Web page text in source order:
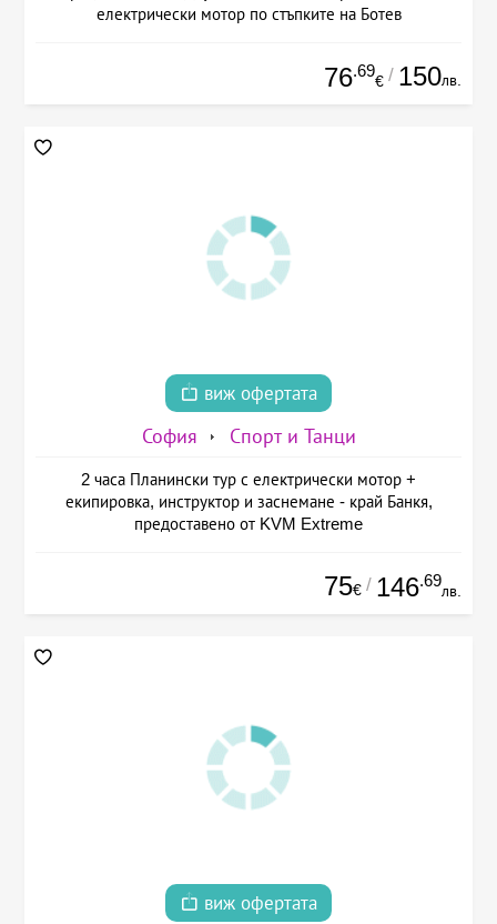
електрически мотор по стъпките на Ботев
76.69
€ / 150лв.
виж офертата
София Спорт и Танци
2 часа Планински тур с електрически мотор +
екипировка, инструктор и заснемане - край Банкя,
предоставено от KVM Extreme
75€ / 146.69
лв.
виж офертата